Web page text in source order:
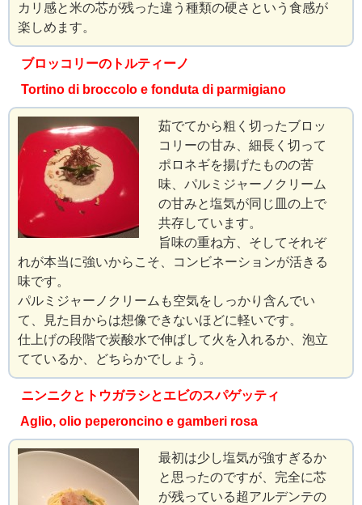
カリ感と米の芯が残った違う種類の硬さという食感が
楽しめます。
ブロッコリーのトルティーノ
Tortino di broccolo e fonduta di parmigiano
茹でてから粗く切ったブロッ
コリーの甘み、細長く切って
ポロネギを揚げたものの苦
味、パルミジャーノクリーム
の甘みと塩気が同じ皿の上で
共存しています。
旨味の重ね方、そしてそれぞ
れが本当に強いからこそ、コンビネーションが活きる
味です。
パルミジャーノクリームも空気をしっかり含んでい
て、見た目からは想像できないほどに軽いです。
仕上げの段階で炭酸水で伸ばして火を入れるか、泡立
てているか、どちらかでしょう。
ニンニクとトウガラシとエビのスパゲッティ
Aglio, olio peperoncino e gamberi rosa
最初は少し塩気が強すぎるか
と思ったのですが、完全に芯
が残っている超アルデンテの